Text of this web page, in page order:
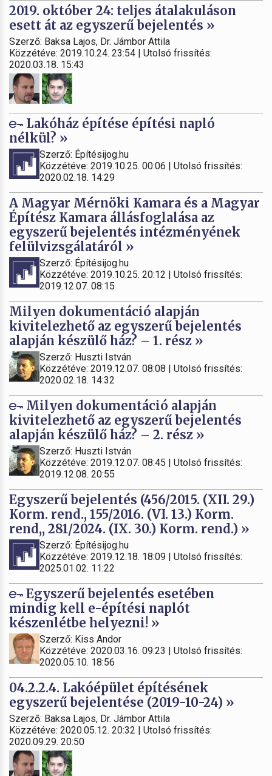
2019. október 24: teljes átalakuláson
esett át az egyszerű bejelentés »
Szerző: Baksa Lajos, Dr. Jámbor Attila
Közzétéve: 2019.10.24. 23:54 | Utolsó frissítés:
2020.03.18. 15:43
Lakóház építése építési napló
nélkül? »
Szerző: Építésijog.hu
Közzétéve: 2019.10.25. 00:06 | Utolsó frissítés:
2020.02.18. 14:29
A Magyar Mérnöki Kamara és a Magyar
Építész Kamara állásfoglalása az
egyszerű bejelentés intézményének
felülvizsgálatáról »
Szerző: Építésijog.hu
Közzétéve: 2019.10.25. 20:12 | Utolsó frissítés:
2019.12.07. 08:15
Milyen dokumentáció alapján
kivitelezhető az egyszerű bejelentés
alapján készülő ház? – 1. rész »
Szerző: Huszti István
Közzétéve: 2019.12.07. 08:08 | Utolsó frissítés:
2020.02.18. 14:32
Milyen dokumentáció alapján
kivitelezhető az egyszerű bejelentés
alapján készülő ház? – 2. rész »
Szerző: Huszti István
Közzétéve: 2019.12.07. 08:45 | Utolsó frissítés:
2019.12.08. 20:55
Egyszerű bejelentés (456/2015. (XII. 29.)
Korm. rend., 155/2016. (VI. 13.) Korm.
rend,, 281/2024. (IX. 30.) Korm. rend.) »
Szerző: Építésijog.hu
Közzétéve: 2019.12.18. 18:09 | Utolsó frissítés:
2025.01.02. 11:22
Egyszerű bejelentés esetében
mindig kell e-építési naplót
készenlétbe helyezni! »
Szerző: Kiss Andor
Közzétéve: 2020.03.16. 09:23 | Utolsó frissítés:
2020.05.10. 18:56
04.2.2.4. Lakóépület építésének
egyszerű bejelentése (2019-10-24) »
Szerző: Baksa Lajos, Dr. Jámbor Attila
Közzétéve: 2020.05.12. 20:32 | Utolsó frissítés:
2020.09.29. 20:50